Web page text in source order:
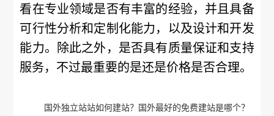
看在专业领域是否有丰富的经验，并且具备
可行性分析和定制化能力，以及设计和开发
能力。除此之外，是否具有质量保证和支持
服务，不过最重要的是还是价格是否合理。
国外独立站站如何建站？国外最好的免费建站是哪个？